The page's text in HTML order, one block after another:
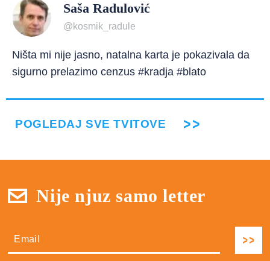
Saša Radulović
@kosmik_radule
Ništa mi nije jasno, natalna karta je pokazivala da
sigurno prelazimo cenzus #kradja #blato
POGLEDAJ SVE TVITOVE
Nije njuz samo letter